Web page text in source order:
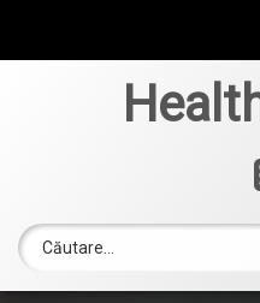
Povestioare